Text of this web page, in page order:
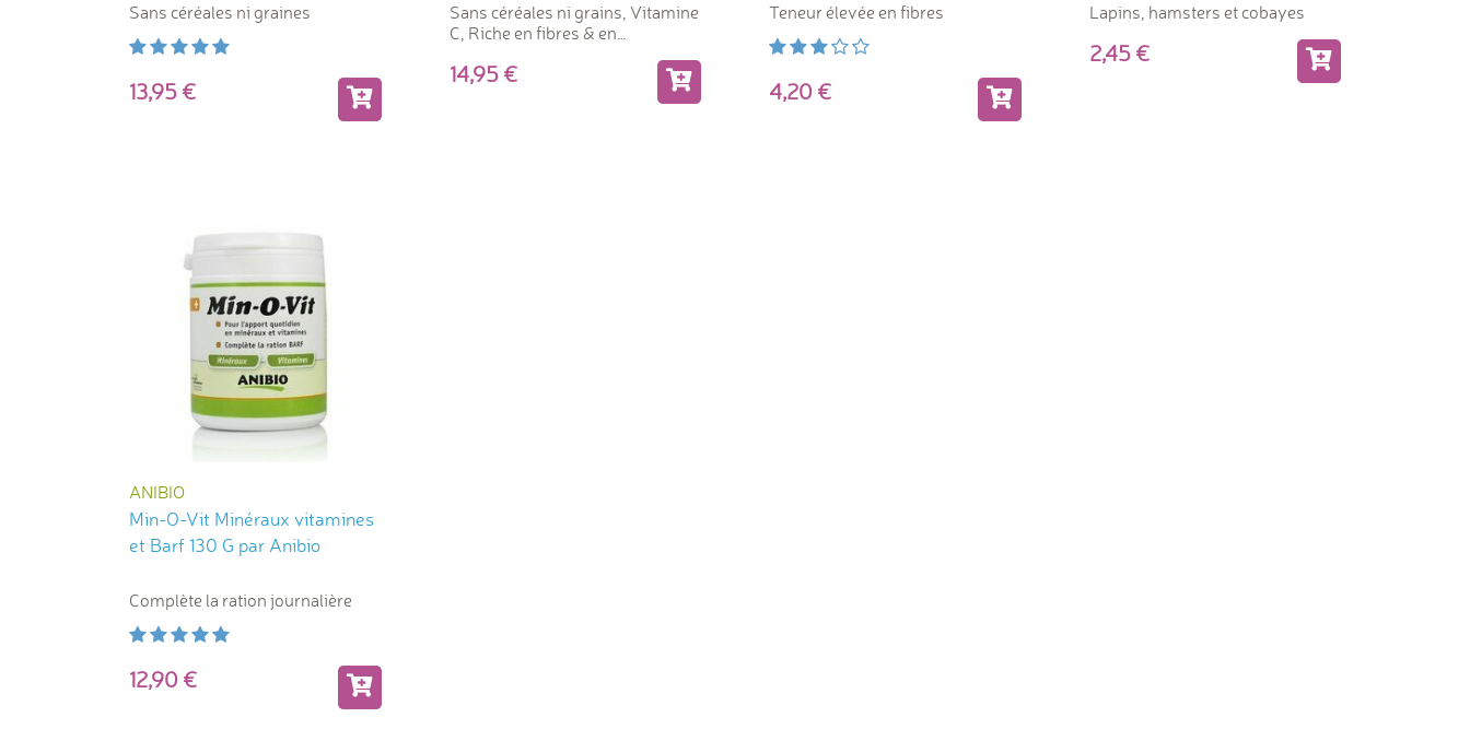
Sans céréales ni graines
13,95
Sans céréales ni grains, Vitamine
C, Riche en fibres & en
Granulés tout-en-un
14,95
Teneur élevée en fibres
4,20
Lapins, hamsters et cobayes
2,45
ANIBIO
Min-O-Vit Minéraux vitamines
et Barf 130 G par Anibio
Complète la ration journalière
12,90